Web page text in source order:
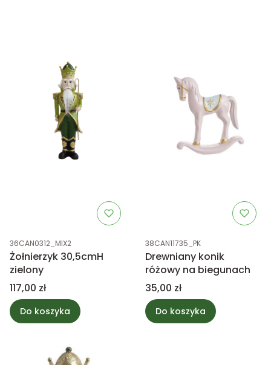
Kod produktu
36CAN0312_MIX2
Żołnierzyk 30,5cmH
zielony
Cena
117,00 zł
Do koszyka
Kod produktu
38CAN11735_PK
Drewniany konik
różowy na biegunach
Cena
35,00 zł
Do koszyka